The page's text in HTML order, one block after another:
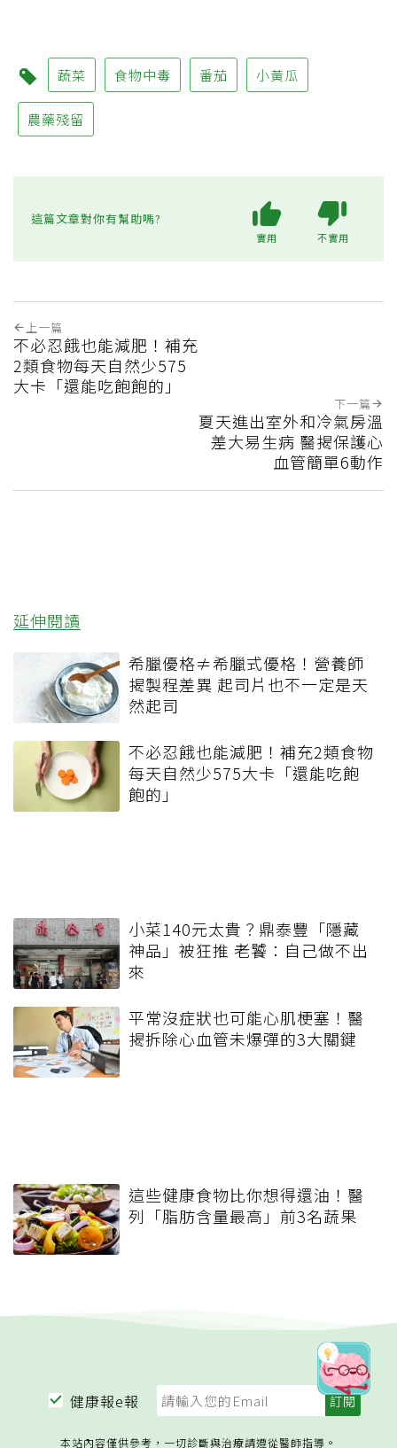
蔬菜 食物中毒 番茄 小黃瓜
農藥殘留
這篇文章對你有幫助嗎?
實用 不實用
上一篇
不必忍餓也能減肥！補充
2類食物每天自然少575
大卡「還能吃飽飽的」
下一篇
夏天進出室外和冷氣房溫
差大易生病 醫揭保護心
血管簡單6動作
延伸閱讀
希臘優格≠希臘式優格！營養師
揭製程差異 起司片也不一定是天
然起司
不必忍餓也能減肥！補充2類食物
每天自然少575大卡「還能吃飽
飽的」
小菜140元太貴？鼎泰豐「隱藏
神品」被狂推 老饕：自己做不出
來
平常沒症狀也可能心肌梗塞！醫
揭拆除心血管未爆彈的3大關鍵
這些健康食物比你想得還油！醫
列「脂肪含量最高」前3名蔬果
健康報e報
本站內容僅供參考，一切診斷與治療請遵從醫師指導。